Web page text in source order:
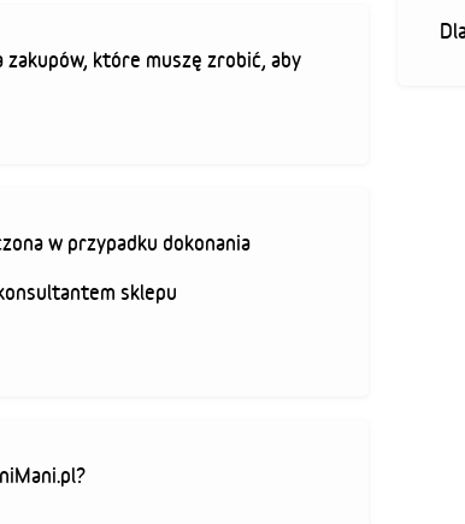
które muszę zrobić, aby
w przypadku dokonania
sklepu